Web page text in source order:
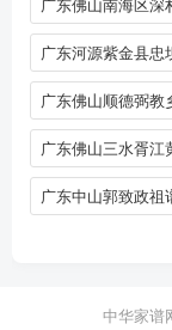
广东河源紫金县忠
广东佛山顺德弼教
广东佛山三水胥江
广东中山郭致政祖
中华家谱